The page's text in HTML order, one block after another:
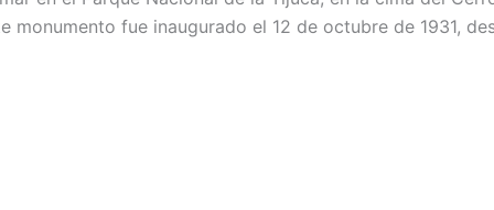
monumento fue inaugurado el 12 de octubre de 1931,